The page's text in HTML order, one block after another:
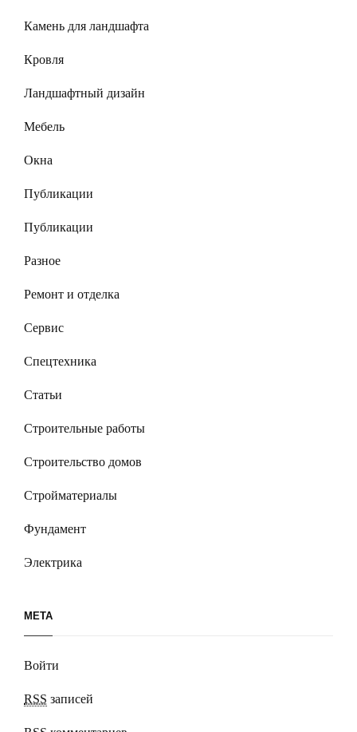
Камень для ландшафта
Кровля
Ландшафтный дизайн
Мебель
Окна
Публикации
Публикации
Разное
Ремонт и отделка
Сервис
Спецтехника
Статьи
Строительные работы
Строительство домов
Стройматериалы
Фундамент
Электрика
МЕТА
Войти
RSS записей